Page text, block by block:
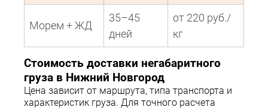
Морем + ЖД
35–45
дней
от 220 руб./
кг
Стоимость доставки негабаритного
груза в Нижний Новгород
Цена зависит от маршрута, типа транспорта и
характеристик груза. Для точного расчета